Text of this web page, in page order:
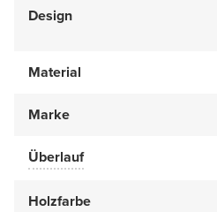
Design
Material
Marke
Überlauf
Holzfarbe